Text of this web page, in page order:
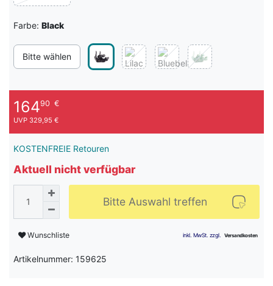
Farbe: Black
Bitte wählen
16490 €
UVP 329,95 €
KOSTENFREIE Retouren
Aktuell nicht verfügbar
Bitte Auswahl treffen
Wunschliste
Artikelnummer: 159625